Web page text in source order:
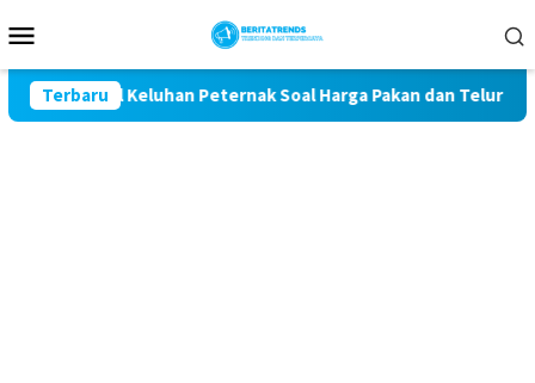
ke
Mobile
Terbaru
Kawal Keluhan Peternak Soal Harga Pakan dan Telur